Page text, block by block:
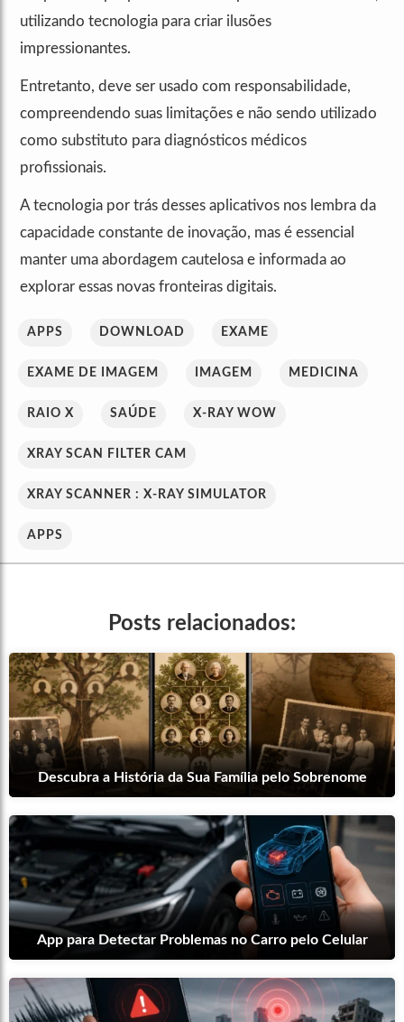
utilizando tecnologia para criar ilusões
impressionantes.
Entretanto, deve ser usado com responsabilidade,
compreendendo suas limitações e não sendo utilizado
como substituto para diagnósticos médicos
profissionais.
A tecnologia por trás desses aplicativos nos lembra da
capacidade constante de inovação, mas é essencial
manter uma abordagem cautelosa e informada ao
explorar essas novas fronteiras digitais.
APPS DOWNLOAD EXAME
EXAME DE IMAGEM IMAGEM MEDICINA
RAIO X SAÚDE X-RAY WOW
XRAY SCAN FILTER CAM
XRAY SCANNER : X-RAY SIMULATOR
APPS
Posts relacionados:
Descubra a História da Sua Família pelo Sobrenome
App para Detectar Problemas no Carro pelo Celular